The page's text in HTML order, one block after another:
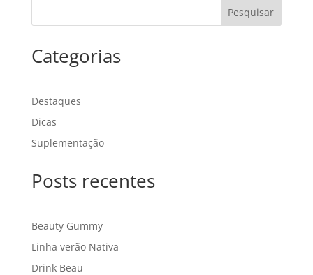
Pesquisar
Categorias
Destaques
Dicas
Suplementação
Posts recentes
Beauty Gummy
Linha verão Nativa
Drink Beau